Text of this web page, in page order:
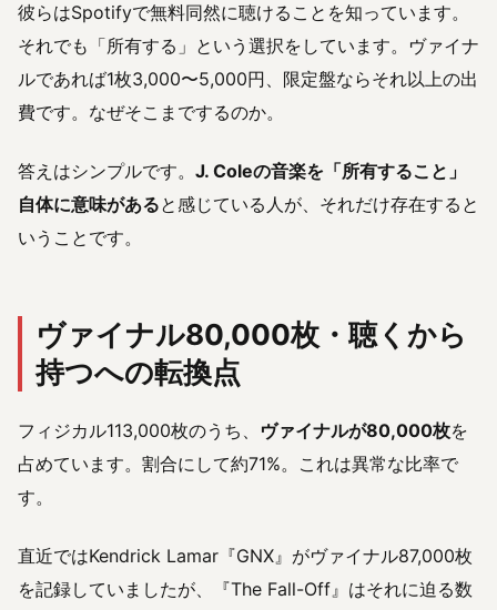
彼らはSpotifyで無料同然に聴けることを知っています。
それでも「所有する」という選択をしています。ヴァイナ
ルであれば1枚3,000〜5,000円、限定盤ならそれ以上の出
費です。なぜそこまでするのか。
答えはシンプルです。 J. Coleの音楽を「所有すること」
自体に意味があると感じている人が、それだけ存在すると
いうことです。
ヴァイナル80,000枚・聴くから
持つへの転換点
フィジカル113,000枚のうち、 ヴァイナルが80,000枚を
占めています。割合にして約71%。これは異常な比率で
す。
直近ではKendrick Lamar『GNX』がヴァイナル87,000枚
を記録していましたが、『The Fall-Off』はそれに迫る数